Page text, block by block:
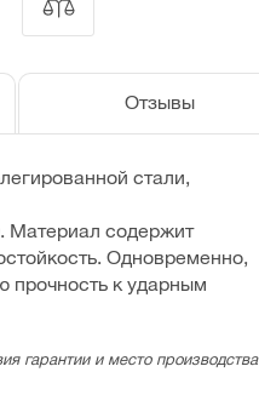
Отзывы
стали,
Материал содержит
Одновременно,
прочность к ударным
гарантии и место производства